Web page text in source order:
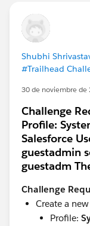
Shubhi
#Trailhead
30 de noviembre de
Challenge
Profile:
Salesforce
guestadmin
guestadm
Challenge
Create a
Profile: